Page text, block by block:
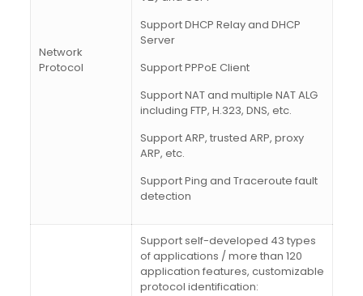
Network
Protocol
Support DHCP Relay and DHCP
Server
Support PPPoE Client
Support NAT and multiple NAT ALG
including FTP, H.323, DNS, etc.
Support ARP, trusted ARP, proxy
ARP, etc.
Support Ping and Traceroute fault
detection
Support self-developed 43 types
of applications / more than 120
application features, customizable
protocol identification: